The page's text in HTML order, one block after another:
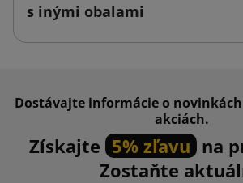
s inými obalami
Dostávajte informácie o
akciách.
Získajte 5% zľavu na
Zostaňte